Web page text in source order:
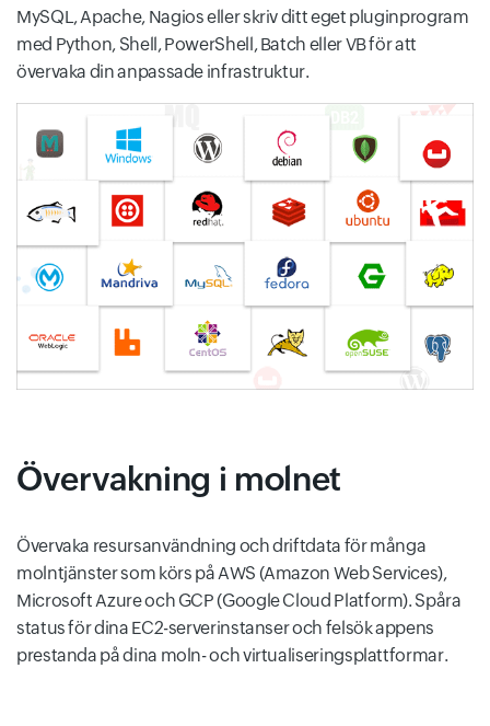
MySQL, Apache, Nagios eller skriv ditt eget pluginprogram
med Python, Shell, PowerShell, Batch eller VB för att
övervaka din anpassade infrastruktur.
Övervakning i molnet
Övervaka resursanvändning och driftdata för många
molntjänster som körs på AWS (Amazon Web Services),
Microsoft Azure och GCP (Google Cloud Platform). Spåra
status för dina EC2-serverinstanser och felsök appens
prestanda på dina moln- och virtualiseringsplattformar.